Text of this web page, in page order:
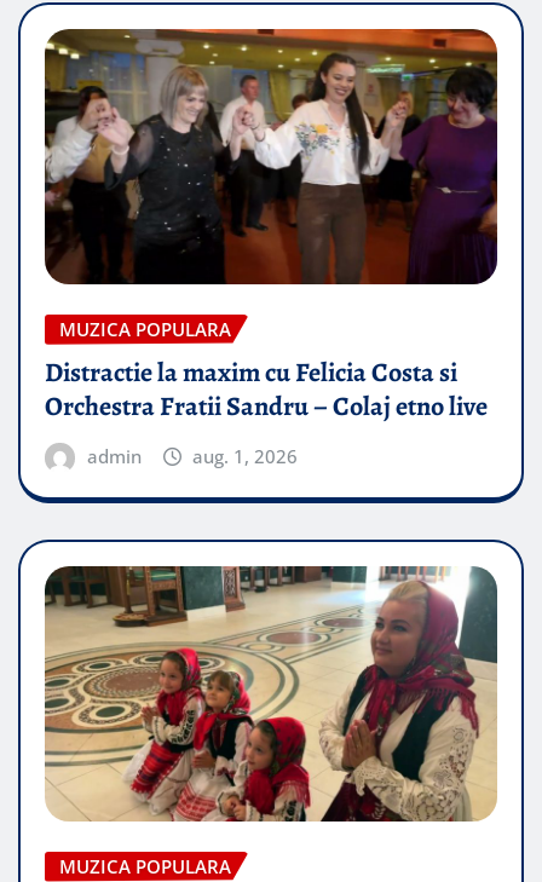
MUZICA POPULARA
Distractie la maxim cu Felicia Costa si
Orchestra Fratii Sandru – Colaj etno live
admin aug. 1, 2026
MUZICA POPULARA